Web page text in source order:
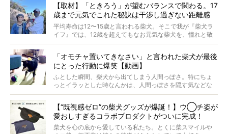
【取材】「ときろう」が望むバランスで関わる。17
歳まで元気でこれた秘訣は干渉し過ぎない距離感
#38ときろう
平均寿命は12〜15歳と言われる柴犬。そこで我が『柴犬ラ
イフ』では、12歳を超えてもなお元気な柴犬を、憧れと敬
意を込めて“レジェンド柴”と呼んでいます。 この特集で
ォーカスし、その元気の秘訣や、老犬と暮らすうえで大切
だと思うことを、オーナーさんに語っていただきます。今
回登場してくれたのは、17歳のときろうくん。小さい頃か
ら食が細かったため、何でも食べさせてきたということで
「オモチャ置いてきなさい」と言われた柴犬が最後
にとった行動に爆笑【動画】
ふとした瞬間、柴犬から出てしまう人間っぽさ。特にちょ
っとイラッとした時なんかは、人間っぽさを隠す気などな
いように見えます。もしかして本当の本当は、中身は人間
【“既視感ゼロ”の柴犬グッズが爆誕！】ウ◯チ姿が
愛おしすぎるコラボプロダクトがついに完成！
柴犬を心の底から愛している私たち。とくに柴スマイルや